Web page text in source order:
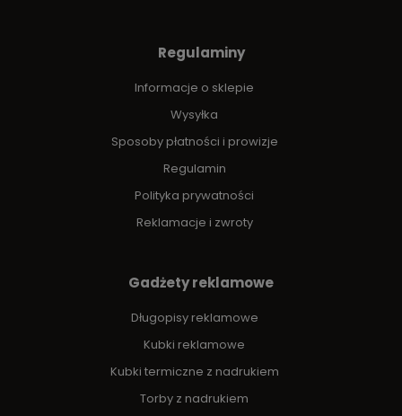
Regulaminy
Informacje o sklepie
Wysyłka
Sposoby płatności i prowizje
Regulamin
Polityka prywatności
Reklamacje i zwroty
Gadżety reklamowe
Długopisy reklamowe
Kubki reklamowe
Kubki termiczne z nadrukiem
Torby z nadrukiem